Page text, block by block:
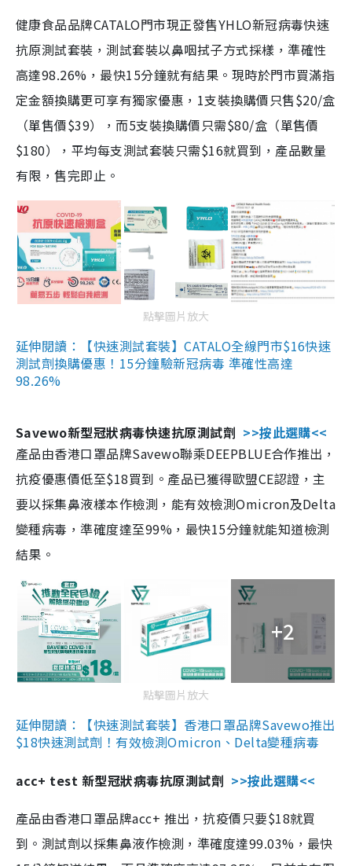
健康食品品牌CATALO門市現正發售YHLO新冠病毒快速
抗原測試套裝，測試套裝以鼻咽拭子方式採樣，準確性
高達98.26%，最快15分鐘就有結果。現時於門市買滿指
定金額換購更可享有獨家優惠，1支裝換購價只售$20/盒
（單售價$39），而5支裝換購價只需$80/盒（單售價
$180），平均每支測試套裝只需$16就買到，產品數量
有限，售完即止。
點擊圖片放大
延伸閱讀：【快速測試套裝】CATALO全線門市$16快速
測試劑換購優惠！15分鐘驗新冠病毒 準確性高達
98.26%
Savewo新型冠狀病毒快速抗原測試劑 >>按此選購<<
產品由香港口罩品牌Savewo聯乘DEEPBLUE合作推出，
抗疫優惠價低至$18買到。產品已獲得歐盟CE認證，主
要以採集鼻液樣本作檢測，能有效檢測Omicron及Delta
變種病毒，準確度達至99%，最快15分鐘就能知道檢測
結果。
+2
點擊圖片放大
延伸閱讀：【快速測試套裝】香港口罩品牌Savewo推出
$18快速測試劑！有效檢測Omicron、Delta變種病毒
acc+ test 新型冠狀病毒抗原測試劑 >>按此選購<<
產品由香港口罩品牌acc+ 推出，抗疫價只要$18就買
到。測試劑以採集鼻液作檢測，準確度達99.03%，最快